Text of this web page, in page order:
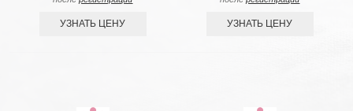
УЗНАТЬ ЦЕНУ УЗНАТЬ ЦЕНУ